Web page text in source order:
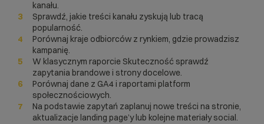
kanału.
Sprawdź, jakie treści kanału zyskują lub tracą
popularność.
Porównaj kraje odbiorców z rynkiem, gdzie prowadzisz
kampanię.
W klasycznym raporcie Skuteczność sprawdź
zapytania brandowe i strony docelowe.
Porównaj dane z GA4 i raportami platform
społecznościowych.
Na podstawie zapytań zaplanuj nowe treści na stronie,
aktualizacje landing page’y lub kolejne materiały social.